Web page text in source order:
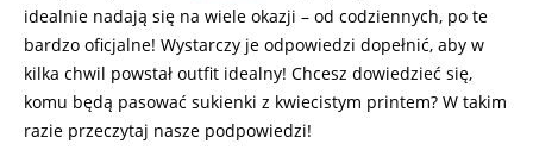
idealnie nadają się na wiele okazji – od codziennych, po te
bardzo oficjalne! Wystarczy je odpowiedzi dopełnić, aby w
kilka chwil powstał outfit idealny! Chcesz dowiedzieć się,
komu będą pasować sukienki z kwiecistym printem? W takim
razie przeczytaj nasze podpowiedzi!